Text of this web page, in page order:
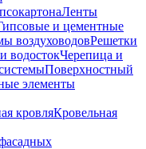
Ленты
и цементные
воздуховодовРешетки
водостокЧерепица и
Поверхностный
элементы
кровляКровельная